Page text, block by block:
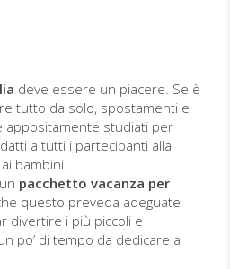
deve essere un piacere. Se è
tutto da solo, spostamenti e
appositamente studiati per
a tutti i partecipanti alla
bambini.
pacchetto vacanza per
questo preveda adeguate
divertire i più piccoli e
po’ di tempo da dedicare a